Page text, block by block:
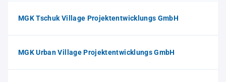
MGK Tschuk Village Projektentwicklungs GmbH
MGK Urban Village Projektentwicklungs GmbH